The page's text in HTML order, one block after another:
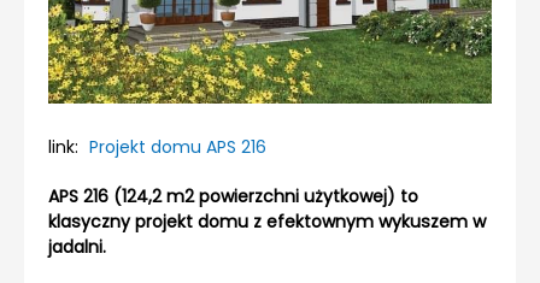
link: Projekt domu APS 216
APS 216 (124,2 m2 powierzchni użytkowej) to
klasyczny projekt domu z efektownym wykuszem w
jadalni.